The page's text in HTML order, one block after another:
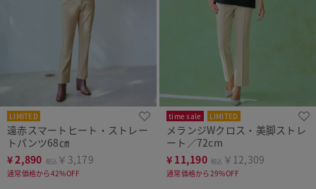
LIMITED
遠赤スマートヒート・ストレー
トパンツ68㎝
¥2,890 税込 ￥3,179
通常価格から42%OFF
time sale LIMITED
メランジWクロス・美脚ストレ
ート／72cm
¥ 11,190 税込 ￥12,309
通常価格から29%OFF